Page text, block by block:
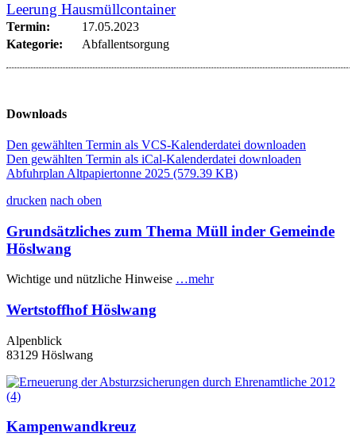
Leerung Hausmüllcontainer
Termin:
17.05.2023
Kategorie:
Abfallentsorgung
Downloads
Den gewählten Termin als VCS-Kalenderdatei downloaden
Den gewählten Termin als iCal-Kalenderdatei downloaden
Abfuhrplan Altpapiertonne 2025 (579.39 KB)
drucken nach oben
Grundsätzliches zum Thema Müll inder Gemeinde
Höslwang
Wichtige und nützliche Hinweise …mehr
Wertstoffhof Höslwang
Alpenblick
83129 Höslwang
Kampenwandkreuz